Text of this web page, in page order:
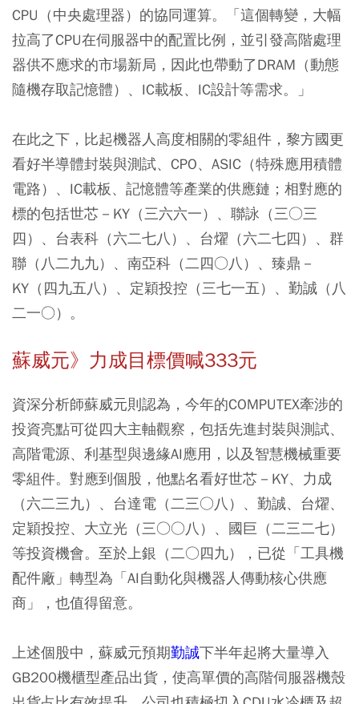
CPU（中央處理器）的協同運算。「這個轉變，大幅
拉高了CPU在伺服器中的配置比例，並引發高階處理
器供不應求的市場新局，因此也帶動了DRAM（動態
隨機存取記憶體）、IC載板、IC設計等需求。」
在此之下，比起機器人高度相關的零組件，黎方國更
看好半導體封裝與測試、CPO、ASIC（特殊應用積體
電路）、IC載板、記憶體等產業的供應鏈；相對應的
標的包括世芯－KY（三六六一）、聯詠（三○三
四）、台表科（六二七八）、台燿（六二七四）、群
聯（八二九九）、南亞科（二四○八）、臻鼎－
KY（四九五八）、定穎投控（三七一五）、勤誠（八
二一○）。
蘇威元》力成目標價喊333元
資深分析師蘇威元則認為，今年的COMPUTEX牽涉的
投資亮點可從四大主軸觀察，包括先進封裝與測試、
高階電源、利基型與邊緣AI應用，以及智慧機械重要
零組件。對應到個股，他點名看好世芯－KY、力成
（六二三九）、台達電（二三○八）、勤誠、台燿、
定穎投控、大立光（三○○八）、國巨（二三二七）
等投資機會。至於上銀（二○四九），已從「工具機
配件廠」轉型為「AI自動化與機器人傳動核心供應
商」，也值得留意。
上述個股中，蘇威元預期勤誠下半年起將大量導入
GB200機櫃型產品出貨，使高單價的高階伺服器機殼